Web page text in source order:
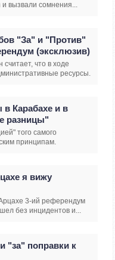
и вызвали сомнения...
"За" и "Против"
(эксклюзив)
что в ходе
ресурсы.
Карабахе и в
разницы"
того самого
принципам.
я вижу
3-ий референдум
без инцидентов и...
"за" поправки к